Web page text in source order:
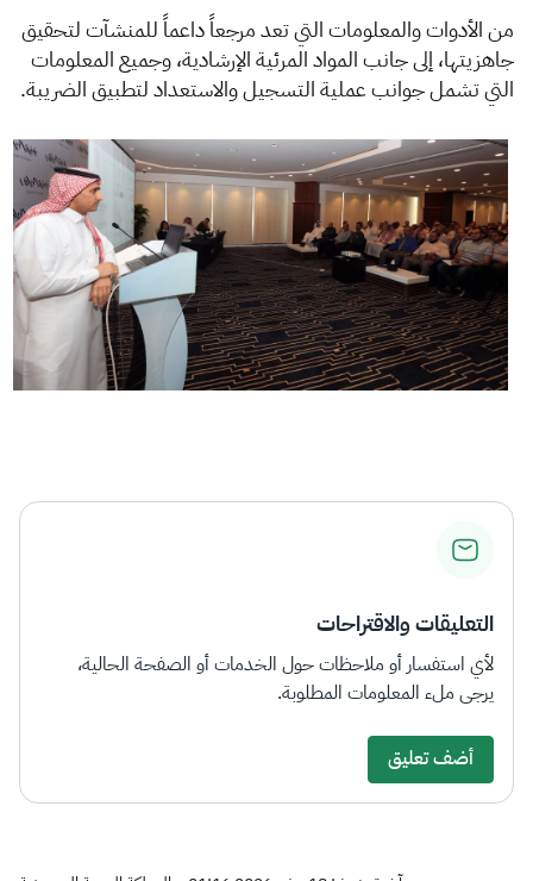
من الأدوات والمعلومات التي تعد مرجعاً داعم‍اً للمنشآت لتحقيق
جاهزيتها، إلى جانب المواد المرئية الإرشادية، وجميع المعلومات
التي تشمل جوانب عملية التسجيل والاستعداد لتطبيق الضريبة.
التعليقات والاقتراحات
لأي استفسار أو ملاحظات حول الخدمات أو الصفحة الحالية،
يرجى ملء المعلومات المطلوبة.
أضف تعليق